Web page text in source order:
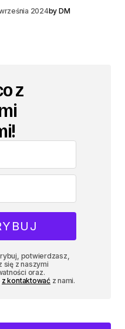
2024by DM
z
potwierdzasz,
się z naszymi
oraz.
z kontaktowaćz nami.